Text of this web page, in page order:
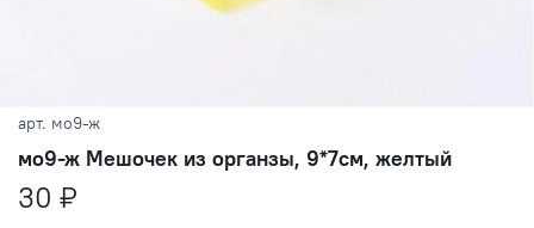
арт. мо9-ж
мо9-ж Мешочек из органзы, 9*7см, желтый
30 ₽